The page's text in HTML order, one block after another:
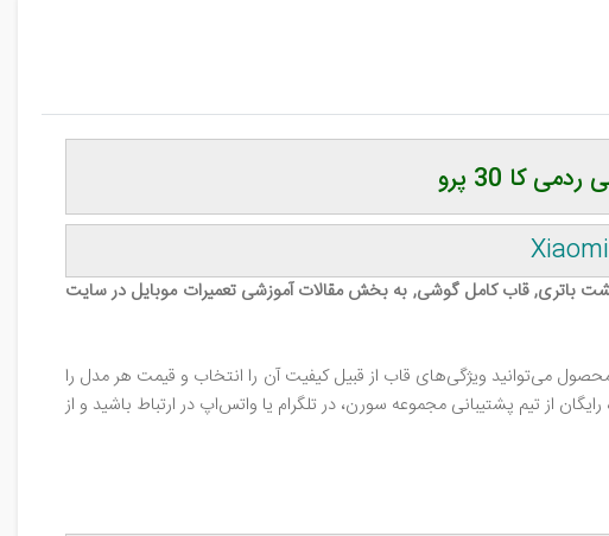
کا 30 پرو
باتری, قاب کامل گوشی, به بخش مقالات آموزشی تعمیرات موبایل در سایت
می‌توانید ویژگی‌های قاب از قبیل کیفیت آن را انتخاب و قیمت هر مدل را
از تیم پشتیبانی مجموعه سورن، در تلگرام یا واتس‌اپ در ارتباط باشید و از